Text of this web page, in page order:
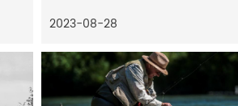
2023-08-28